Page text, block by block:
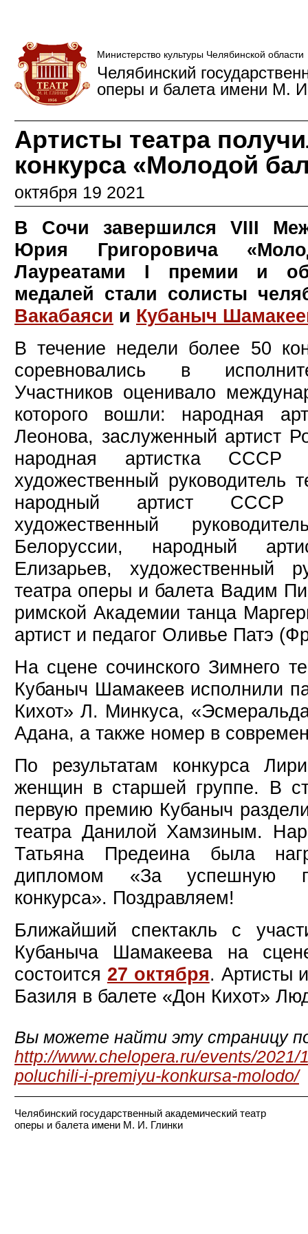
Министерство культуры Челябинской области
Челябинский
оперы и балета имени М.
Артисты театра
конкурса «Молодой
октября 19 2021
В Сочи завершился VIII
Юрия Григоровича
Лауреатами I премии и
медалей стали солисты
Вакабаяси и Кубаныч
В течение недели более 50
соревновались в
Участников оценивало
которого вошли: народная
Леонова, заслуженный артист
народная артистка СССР
художественный руководитель
народный артист СССР
художественный
Белоруссии, народный
Елизарьев, художественный
театра оперы и балета Вадим
римской Академии танца
артист и педагог Оливье Патэ
На сцене сочинского Зимнего
Кубаныч Шамакеев исполнили
Кихот» Л. Минкуса,
Адана, а также номер в
По результатам конкурса
женщин в старшей группе. В
первую премию Кубаныч
театра Данилой Хамзиным.
Татьяна Предеина была
дипломом «За успешную
конкурса». Поздравляем!
Ближайший спектакль с
Кубаныча Шамакеева на
состоится 27 октября. Артисты
Базиля в балете «Дон Кихот»
Вы можете найти эту страницу
http://www.chelopera.ru/events/2021/
poluchili-i-premiyu-konkursa-molodo/
Челябинский государственный академический театр
оперы и балета имени М. И. Глинки